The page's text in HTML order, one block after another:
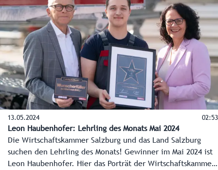
13.05.2024 02:53
Leon Haubenhofer: Lehrling des Monats Mai 2024
Die Wirtschaftskammer Salzburg und das Land Salzburg
suchen den Lehrling des Monats! Gewinner im Mai 2024 ist
Leon Haubenhofer. Hier das Porträt der Wirtschaftskammer